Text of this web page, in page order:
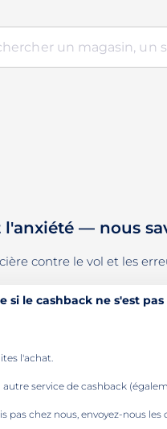
l'anxiété — nous
contre le vol et les
si le cashback ne s'est
l'achat.
service de cashback
pas chez nous, envoyez-nous les